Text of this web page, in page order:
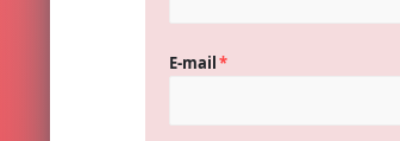
E-mail*